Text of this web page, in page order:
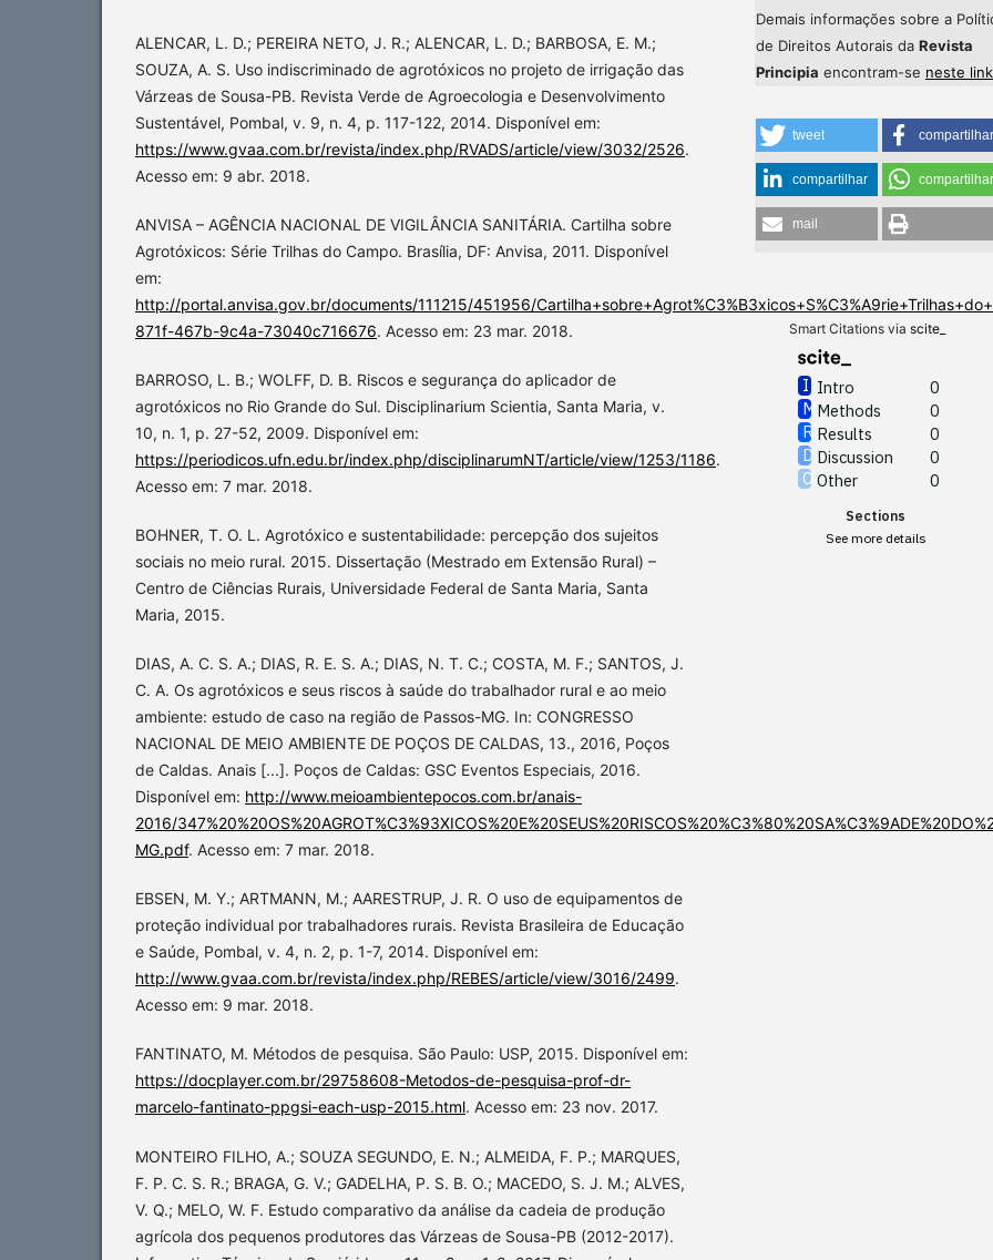
ALENCAR, L. D.; PEREIRA NETO, J. R.; ALENCAR, L. D.; BARBOSA, E. M.;
SOUZA, A. S. Uso indiscriminado de agrotóxicos no projeto de irrigação das
Várzeas de Sousa-PB. Revista Verde de Agroecologia e Desenvolvimento
Sustentável, Pombal, v. 9, n. 4, p. 117-122, 2014. Disponível em:
https://www.gvaa.com.br/revista/index.php/RVADS/article/view/3032/2526.
Acesso em: 9 abr. 2018.
ANVISA – AGÊNCIA NACIONAL DE VIGILÂNCIA SANITÁRIA. Cartilha sobre
Agrotóxicos: Série Trilhas do Campo. Brasília, DF: Anvisa, 2011. Disponível
em:
http://portal.anvisa.gov.br/documents/111215/451956/
871f-467b-9c4a-73040c716676. Acesso em: 23 mar. 2018.
BARROSO, L. B.; WOLFF, D. B. Riscos e segurança do aplicador de
agrotóxicos no Rio Grande do Sul. Disciplinarium Scientia, Santa Maria, v.
10, n. 1, p. 27-52, 2009. Disponível em:
https://periodicos.ufn.edu.br/index.php/disciplinarumNT/article/view/1253/1186.
Acesso em: 7 mar. 2018.
BOHNER, T. O. L. Agrotóxico e sustentabilidade: percepção dos sujeitos
sociais no meio rural. 2015. Dissertação (Mestrado em Extensão Rural) –
Centro de Ciências Rurais, Universidade Federal de Santa Maria, Santa
Maria, 2015.
DIAS, A. C. S. A.; DIAS, R. E. S. A.; DIAS, N. T. C.; COSTA, M. F.; SANTOS, J.
C. A. Os agrotóxicos e seus riscos à saúde do trabalhador rural e ao meio
ambiente: estudo de caso na região de Passos-MG. In: CONGRESSO
NACIONAL DE MEIO AMBIENTE DE POÇOS DE CALDAS, 13., 2016, Poços
de Caldas. Anais [...]. Poços de Caldas: GSC Eventos Especiais, 2016.
Disponível em: http://www.meioambientepocos.com.br/anais-
2016/
MG.pdf. Acesso em: 7 mar. 2018.
EBSEN, M. Y.; ARTMANN, M.; AARESTRUP, J. R. O uso de equipamentos de
proteção individual por trabalhadores rurais. Revista Brasileira de Educação
e Saúde, Pombal, v. 4, n. 2, p. 1-7, 2014. Disponível em:
http://www.gvaa.com.br/revista/index.php/REBES/article/view/3016/2499.
Acesso em: 9 mar. 2018.
FANTINATO, M. Métodos de pesquisa. São Paulo: USP, 2015. Disponível em:
https://docplayer.com.br/29758608-Metodos-de-pesquisa-prof-dr-
marcelo-fantinato-ppgsi-each-usp-2015.html. Acesso em: 23 nov. 2017.
MONTEIRO FILHO, A.; SOUZA SEGUNDO, E. N.; ALMEIDA, F. P.; MARQUES,
F. P. C. S. R.; BRAGA, G. V.; GADELHA, P. S. B. O.; MACEDO, S. J. M.; ALVES,
V. Q.; MELO, W. F. Estudo comparativo da análise da cadeia de produção
agrícola dos pequenos produtores das Várzeas de Sousa-PB (2012-2017).
Demais informações sobre a
de Direitos Autorais da Revista
Principia encontram-se neste link
tweet compartilhar
compartilhar compartilhar
mail
Smart Citations via scite_
Intro
0
Methods
0
Results
0
Discussion
0
Other
0
Sections
See more details